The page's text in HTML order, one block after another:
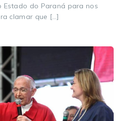
Estado do Paraná para nos
clamar que […]